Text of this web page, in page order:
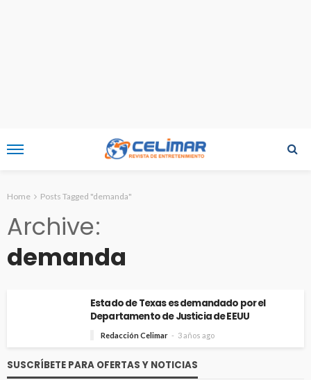
Home Posts Tagged "demanda"
Archive
demanda
Estado de Texas es demandado por el
Departamento de Justicia de EEUU
Redacción Celimar 3 años ago
SUSCRÍBETE PARA OFERTAS Y NOTICIAS